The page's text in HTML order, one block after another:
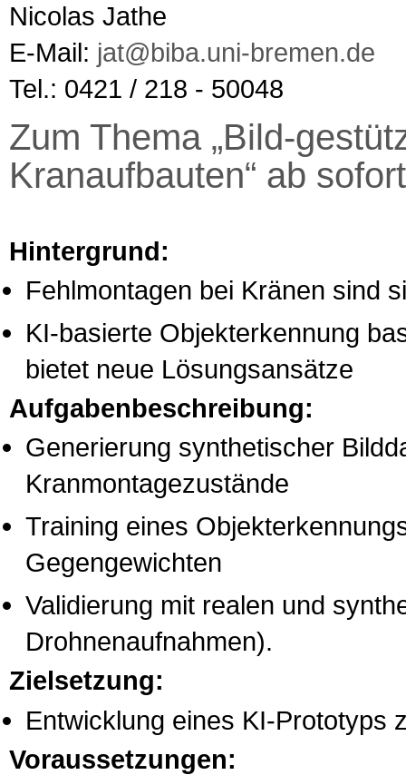
Nicolas Jathe
E-Mail: jat@biba.uni-bremen.de
Tel.: 0421 / 218 - 50048
Zum Thema „Bild-
Kranaufbauten“ ab
Hintergrund:
Fehlmontagen bei Kränen sind
KI-basierte Objekterkennung
bietet neue Lösungsansätze
Aufgabenbeschreibung:
Generierung synthetischer
Kranmontagezustände
Training eines
Gegengewichten
Validierung mit realen und
Drohnenaufnahmen).
Zielsetzung:
Entwicklung eines KI-Prototyps
Voraussetzungen: